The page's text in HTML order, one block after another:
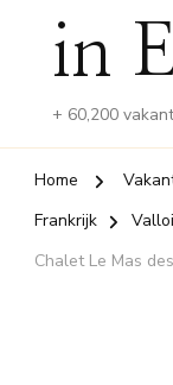
in
+ 60,200
Home
Frankrijk
Chalet Le Mas